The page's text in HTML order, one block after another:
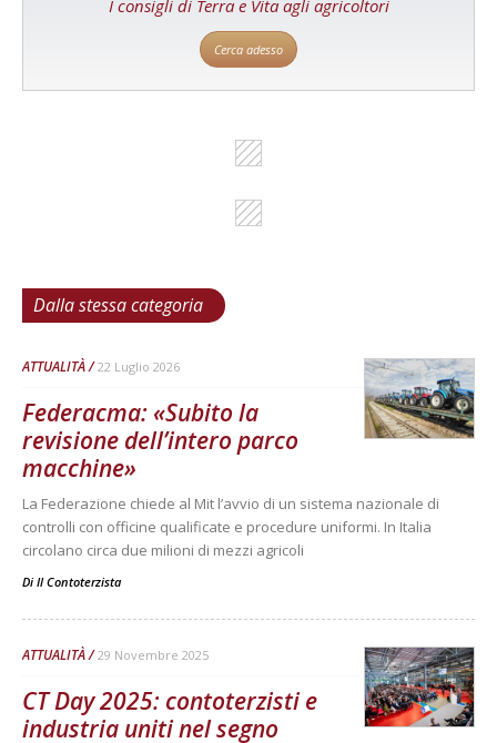
I consigli di Terra e Vita agli agricoltori
Cerca adesso
Dalla stessa categoria
ATTUALITÀ 22 Luglio 2026
Federacma: «Subito la
revisione dell’intero parco
macchine»
La Federazione chiede al Mit l’avvio di un sistema nazionale di
controlli con officine qualificate e procedure uniformi. In Italia
circolano circa due milioni di mezzi agricoli
Di Il Contoterzista
ATTUALITÀ 29 Novembre 2025
CT Day 2025: contoterzisti e
industria uniti nel segno